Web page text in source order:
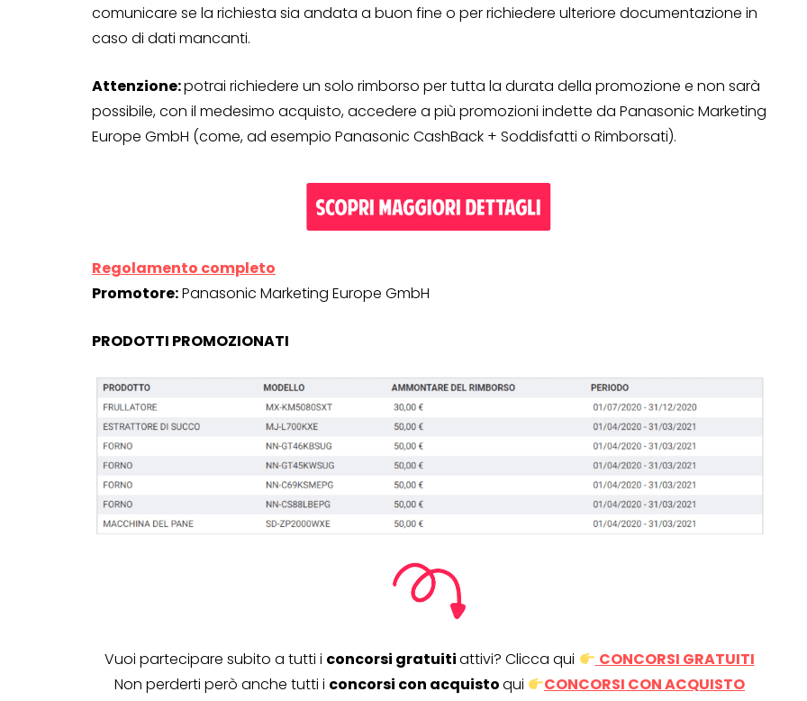
comunicare se la richiesta sia andata a buon fine o per richiedere ulteriore documentazione in
caso di dati mancanti.
Attenzione:potrai richiedere un solo rimborso per tutta la durata della promozione e non sarà
possibile, con il medesimo acquisto, accedere a più promozioni indette da Panasonic Marketing
Europe GmbH (come, ad esempio Panasonic CashBack + Soddisfatti o Rimborsati).
Regolamento completo
Promotore:Panasonic Marketing Europe GmbH
PRODOTTI PROMOZIONATI
Vuoi partecipare subito a tutti i concorsi gratuitiattivi? Clicca qui
CONCORSI GRATUITI
Non perderti però anche tutti i concorsi con acquistoqui CONCORSI CON ACQUISTO